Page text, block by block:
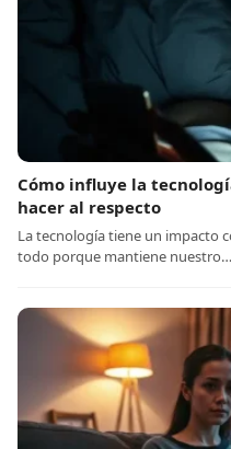
Cómo influye la
hacer al respecto
La tecnología tiene un impacto
todo porque mantiene nuestro…